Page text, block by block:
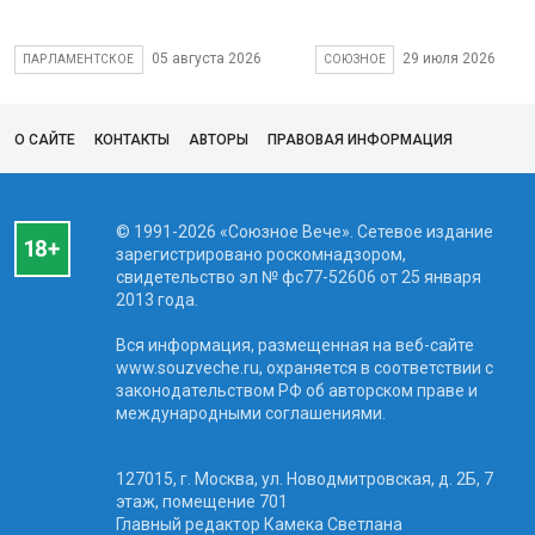
ПАРЛАМЕНТСКОЕ 05 августа 2026 СОЮЗНОЕ 29 июля 2026
О САЙТЕ КОНТАКТЫ АВТОРЫ ПРАВОВАЯ ИНФОРМАЦИЯ
© 1991-2026 «Союзное Вече». Сетевое издание
зарегистрировано роскомнадзором,
свидетельство эл № фc77-52606 от 25 января
2013 года.
Вся информация, размещенная на веб-сайте
www.souzveche.ru, охраняется в соответствии с
законодательством РФ об авторском праве и
международными соглашениями.
127015, г. Москва, ул. Новодмитровская, д. 2Б, 7
этаж, помещение 701
Главный редактор Камека Светлана